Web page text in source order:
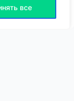
все